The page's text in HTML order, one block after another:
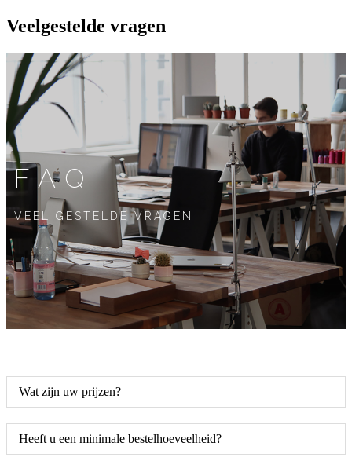
Veelgestelde vragen
FAQ
VEEL GESTELDE VRAGEN
Wat zijn uw prijzen?
Heeft u een minimale bestelhoeveelheid?